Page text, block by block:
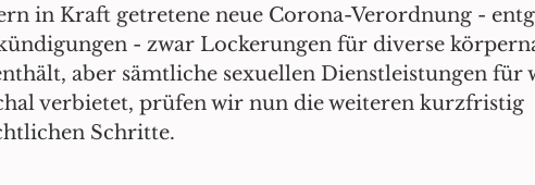
in Kraft getretene neue Corona-Verordnung -
- zwar Lockerungen für diverse
aber sämtliche sexuellen Dienstleistungen für
verbietet, prüfen wir nun die weiteren kurzfristig
Schritte.